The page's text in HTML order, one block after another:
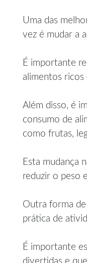
Uma das
vez é mudar a
É importante
alimentos ricos
Além disso, é
consumo de
como frutas,
Esta mudança
reduzir o peso
Outra forma
prática de
É importante
divertidas e